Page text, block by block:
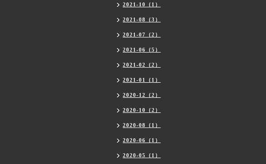
2021-10（1）
2021-08（3）
2021-07（2）
2021-06（5）
2021-02（2）
2021-01（1）
2020-12（2）
2020-10（2）
2020-08（1）
2020-06（1）
2020-05（1）